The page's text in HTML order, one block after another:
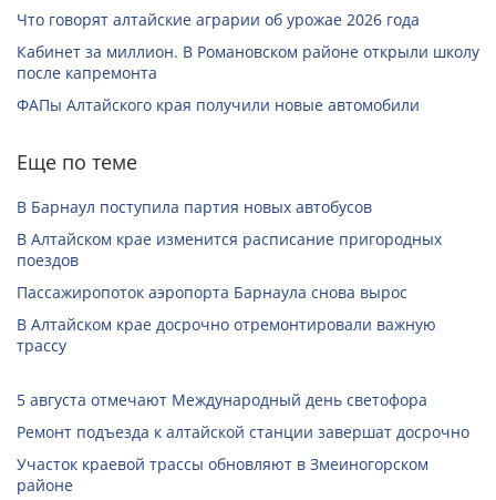
Что говорят алтайские аграрии об урожае 2026 года
Кабинет за миллион. В Романовском районе открыли школу
после капремонта
ФАПы Алтайского края получили новые автомобили
Еще по теме
В Барнаул поступила партия новых автобусов
В Алтайском крае изменится расписание пригородных
поездов
Пассажиропоток аэропорта Барнаула снова вырос
В Алтайском крае досрочно отремонтировали важную
трассу
5 августа отмечают Международный день светофора
Ремонт подъезда к алтайской станции завершат досрочно
Участок краевой трассы обновляют в Змеиногорском
районе